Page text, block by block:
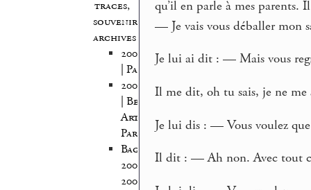
traces,
souvenirs,
archives
2005/2006
| Pantin
2005/2007
| Beaux
Arts
Paris
Bagnolet
2008-
2009
qu’il en parle à mes parents.
— Je vais vous déballer mon
Je lui ai dit : — Mais vous
Il me dit, oh tu sais, je ne me
Je lui dis : — Vous voulez
Il dit : — Ah non. Avec tout